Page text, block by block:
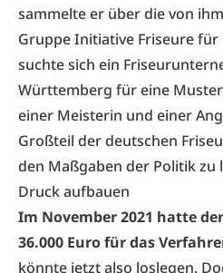
sammelte er über die von
Gruppe Initiative Friseure
suchte sich ein
Württemberg für eine
einer Meisterin und einer
Großteil der deutschen
den Maßgaben der Politik zu
Druck aufbauen
Im November 2021 hatte
36.000 Euro für das
könnte jetzt also loslegen.